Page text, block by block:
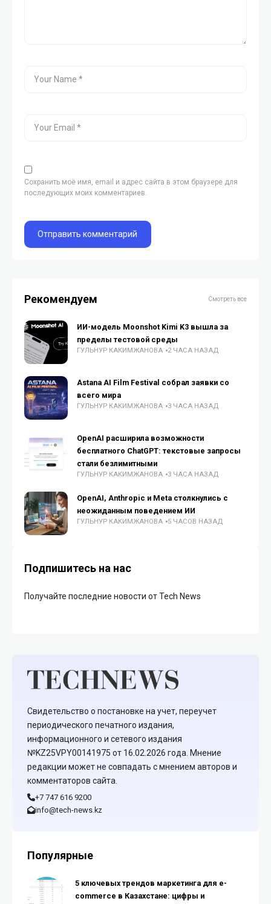
Сохранить моё имя, email и адрес сайта в этом браузере для
последующих моих комментариев.
Рекомендуем Смотреть все
ИИ-модель Moonshot Kimi K3 вышла за
пределы тестовой среды
ГУЛЬНУР КАКИМЖАНОВА 2 ЧАСА НАЗАД
Astana AI Film Festival собрал заявки со
всего мира
ГУЛЬНУР КАКИМЖАНОВА 3 ЧАСА НАЗАД
OpenAI расширила возможности
бесплатного ChatGPT: текстовые запросы
стали безлимитными
ГУЛЬНУР КАКИМЖАНОВА 3 ЧАСА НАЗАД
OpenAI, Anthropic и Meta столкнулись с
неожиданным поведением ИИ
ГУЛЬНУР КАКИМЖАНОВА 5 ЧАСОВ НАЗАД
Подпишитесь на нас
Получайте последние новости от Tech News
Свидетельство о постановке на учет, переучет
периодического печатного издания,
информационного и сетевого издания
№KZ25VPY00141975 от 16.02.2026 года. Мнение
редакции может не совпадать с мнением авторов и
комментаторов сайта.
+7 747 616 9200
info@tech-news.kz
Популярные
5 ключевых трендов маркетинга для e-
commerce в Казахстане: цифры и